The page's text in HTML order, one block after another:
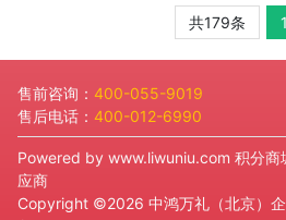
共179条 1
售前咨询： 400-055-9019
售后电话： 400-012-6990
Powered by www.liwuniu.com 积分商
应商
Copyright ©2026 中鸿万礼（北京）企